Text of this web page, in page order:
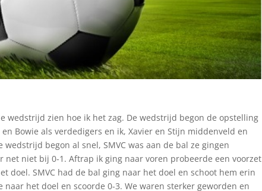
wedstrijd zien hoe ik het zag. De wedstrijd begon de opstelling
Bowie als verdedigers en ik, Xavier en Stijn middenveld en
begon al snel, SMVC was aan de bal ze gingen
net niet bij 0-1. Aftrap ik ging naar voren probeerde een voorzet
doel. SMVC had de bal ging naar het doel en schoot hem erin
het doel en scoorde 0-3. We waren sterker geworden en